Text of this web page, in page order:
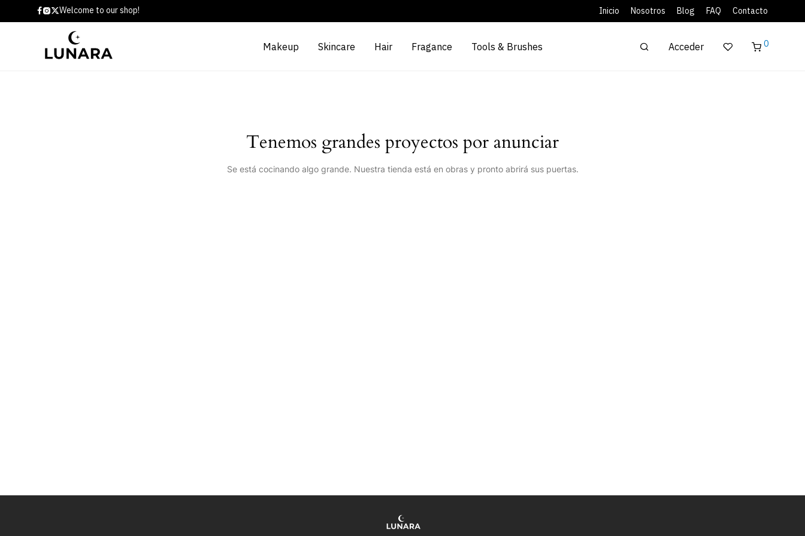
Welcome to our shop! Inicio Nosotros Blog FAQ Contacto
Makeup Skincare Hair Fragance Tools & Brushes Acceder 0
Tenemos grandes proyectos por anunciar
Se está cocinando algo grande. Nuestra tienda está en obras y pronto abrirá sus puertas.